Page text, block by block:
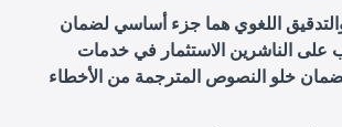
اللغوي هما جزء أساسي لضمان
على الناشرين الاستثمار في خدمات
خلو النصوص المترجمة من الأخطاء